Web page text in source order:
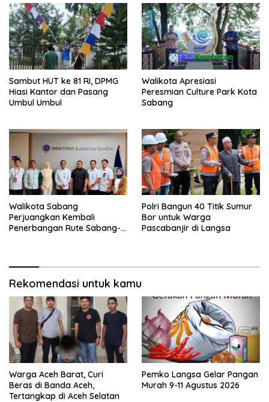
Sambut HUT ke 81 RI, DPMG
Hiasi Kantor dan Pasang
Umbul Umbul
Walikota Apresiasi
Peresmian Culture Park Kota
Sabang
Walikota Sabang
Perjuangkan Kembali
Penerbangan Rute Sabang-
Polri Bangun 40 Titik Sumur
Bor untuk Warga
Pascabanjir di Langsa
Rekomendasi untuk kamu
Warga Aceh Barat, Curi
Beras di Banda Aceh,
Tertangkap di Aceh Selatan
Pemko Langsa Gelar Pangan
Murah 9-11 Agustus 2026